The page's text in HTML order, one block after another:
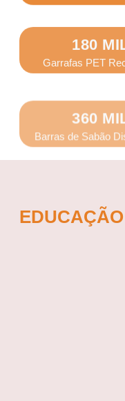
180 MIL
Garrafas PET
360
Barras de Sabão